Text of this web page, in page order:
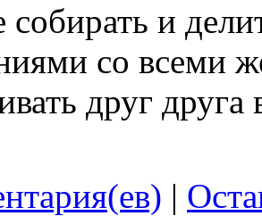
и
со всеми
друг
|